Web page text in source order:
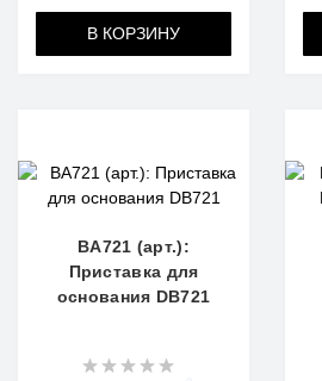
В КОРЗИНУ
BA721 (арт.):
Приставка для
основания DB721